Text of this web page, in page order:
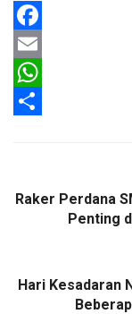
F
a
c
E
m
W
Raker Perdana
Penting
Hari Kesadaran